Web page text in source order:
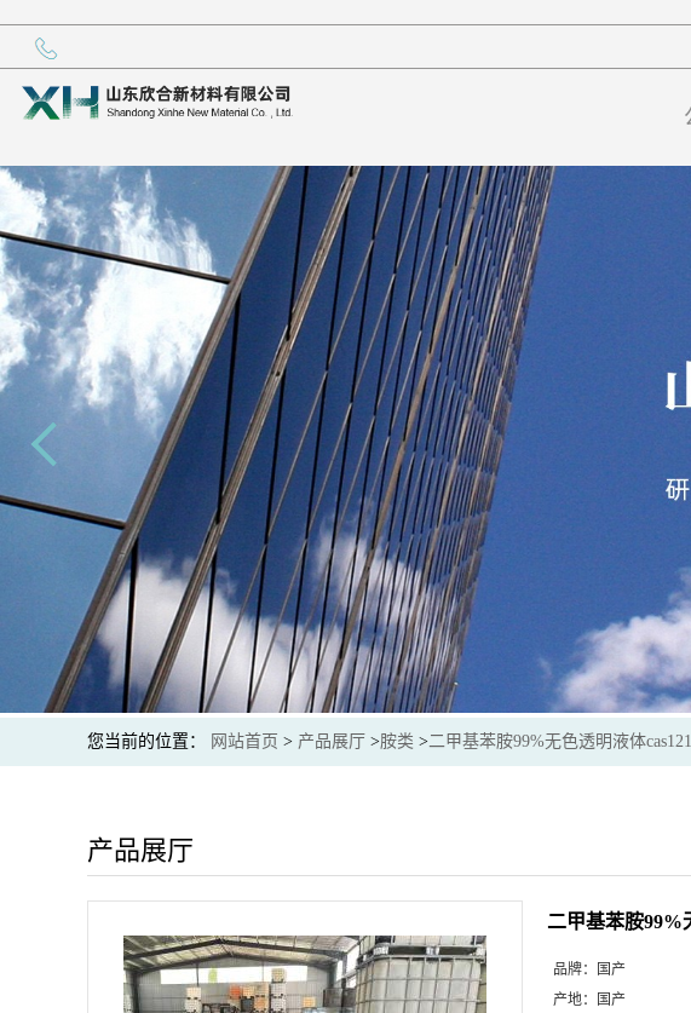
您当前的位置： 网站首页 > 产品展厅 >胺类 >二甲基苯胺99%无色透明液体
产品展厅
二甲基苯胺99%
品牌：
国产
产地：
国产